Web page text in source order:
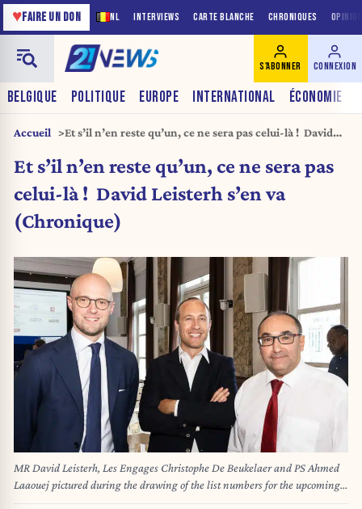
NL INTERVIEWS CARTE BLANCHE CHRONIQUES
♥FAIRE UN DON
BELGIQUE POLITIQUE EUROPE INTERNATIONAL ÉCONOMIE
S'ABONNER CONNEXION
Accueil
Et s’il n’en reste qu’un, ce ne sera pas celui-là ! David
Et s’il n’en reste qu’un, ce ne sera pas
celui-là ! David Leisterh s’en va
(Chronique)
MR David Leisterh, Les Engages Christophe De Beukelaer and PS Ahmed
Laaouej pictured during the drawing of the list numbers for the upcoming
local elections in Brussels region, Belgium, Tuesday 03 September 2024 in